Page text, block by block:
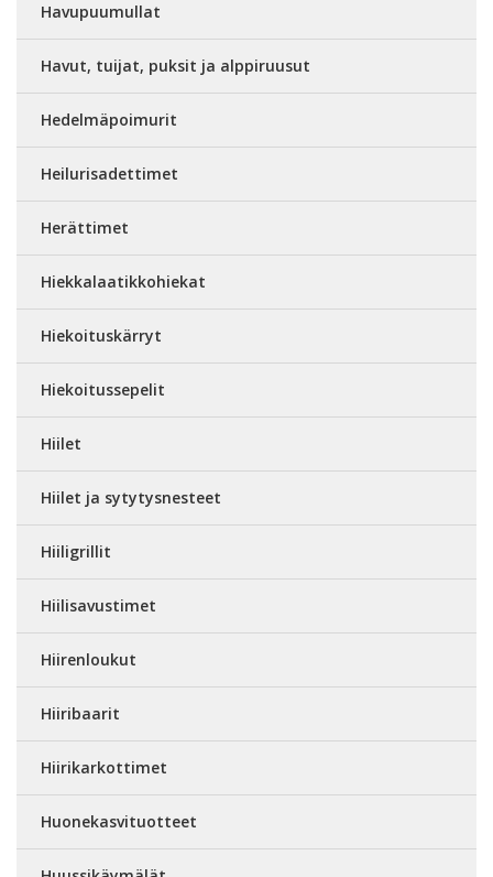
Havupuumullat
Havut, tuijat, puksit ja alppiruusut
Hedelmäpoimurit
Heilurisadettimet
Herättimet
Hiekkalaatikkohiekat
Hiekoituskärryt
Hiekoitussepelit
Hiilet
Hiilet ja sytytysnesteet
Hiiligrillit
Hiilisavustimet
Hiirenloukut
Hiiribaarit
Hiirikarkottimet
Huonekasvituotteet